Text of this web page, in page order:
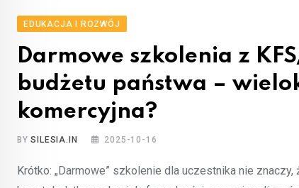
EDUKACJA I ROZWÓJ
Darmowe szkolenia z
budżetu państwa –
komercyjna?
BYSILESIA.IN 2025-10-16
Krótko: „Darmowe” szkolenie dla uczestnika nie